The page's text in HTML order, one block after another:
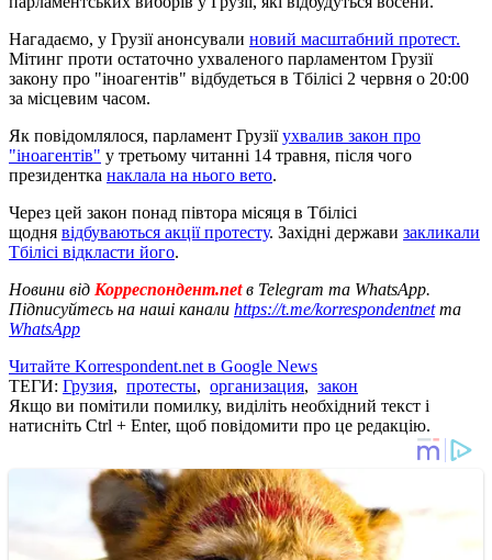
Нагадаємо, у Грузії анонсували новий масштабний протест.
Мітинг проти остаточно ухваленого парламентом Грузії
закону про "іноагентів" відбудеться в Тбілісі 2 червня о 20:00
за місцевим часом.
Як повідомлялося, парламент Грузіїухвалив закон про
"іноагентів" у третьому читанні 14 травня, після чого
президентка наклала на нього вето.
Через цей закон понад півтора місяця в Тбілісі
щодня відбуваються акції протесту. Західні держави закликали
Тбілісі відкласти його.
Новини від Корреспондент.netв Telegram та WhatsApp.
Підписуйтесь на наші канали https://t.me/korrespondentnetта
WhatsApp
Читайте Korrespondent.net в Google News
ТЕГИ: Грузия, протесты, организация, закон
Якщо ви помітили помилку, виділіть необхідний текст і
натисніть Ctrl + Enter, щоб повідомити про це редакцію.